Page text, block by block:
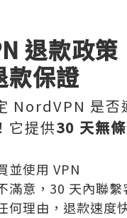
退款政策
款保證
NordVPN 是否
它提供30 天無
並使用 VPN
滿意，30 天內聯繫
何理由，退款速度